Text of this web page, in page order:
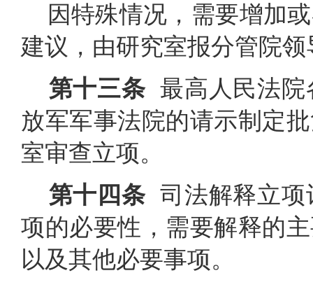
因特殊情况，需要增加
建议，由研究室报分管院
第十三条 最高人民法
放军军事法院的请示制定
室审查立项。
第十四条 司法解释立
项的必要性，需要解释的
以及其他必要事项。